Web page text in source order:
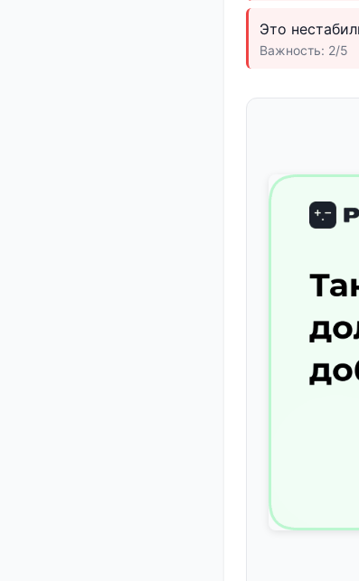
Это
Важность: 2/5